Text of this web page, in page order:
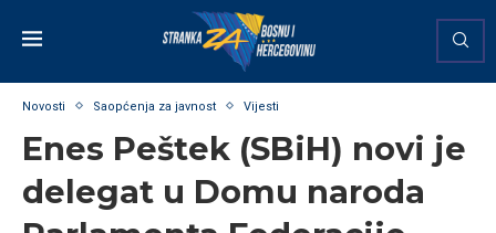
Novosti Saopćenja za javnost Vijesti
Enes Peštek (SBiH) novi je
delegat u Domu naroda